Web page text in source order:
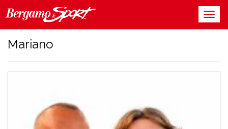
Mariano